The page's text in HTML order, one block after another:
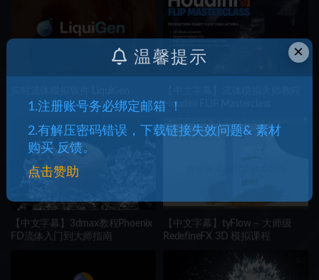
Houdini FLIP Masterclass
【中文字幕】3dmax教程Phoenix
FD流体入门到大师指南
【中文字幕】tyFlow – 大师级
RedefineFX 3D 模拟课程
×
温馨提示
1.注册账号务必绑定邮箱 ！
2.有解压密码错误，下载链接失效问题& 素材
购买 反馈。
点击赞助